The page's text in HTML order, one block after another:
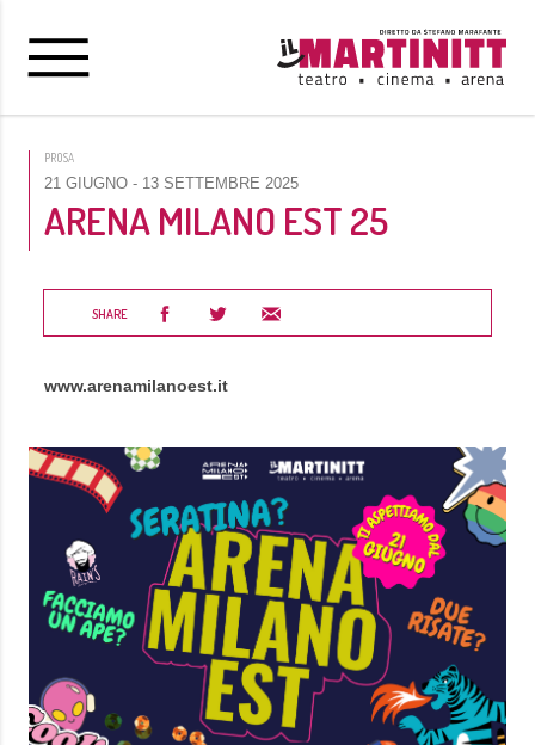
PROSA
21 GIUGNO - 13 SETTEMBRE 2025
ARENA MILANO EST 25
SHARE
www.arenamilanoest.it